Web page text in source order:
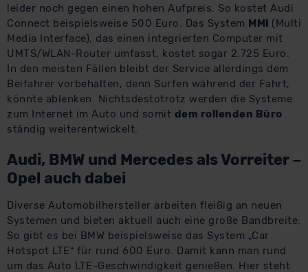
leider noch gegen einen hohen Aufpreis. So kostet Audi
Connect beispielsweise 500 Euro. Das System MMI (Multi
Media Interface), das einen integrierten Computer mit
UMTS/WLAN-Router umfasst, kostet sogar 2.725 Euro.
In den meisten Fällen bleibt der Service allerdings dem
Beifahrer vorbehalten, denn Surfen während der Fahrt,
könnte ablenken. Nichtsdestotrotz werden die Systeme
zum Internet im Auto und somit dem rollenden Büro
ständig weiterentwickelt.
Audi, BMW und Mercedes als Vorreiter –
Opel auch dabei
Diverse Automobilhersteller arbeiten fleißig an neuen
Systemen und bieten aktuell auch eine große Bandbreite.
So gibt es bei BMW beispielsweise das System „Car
Hotspot LTE“ für rund 600 Euro. Damit kann man rund
um das Auto LTE-Geschwindigkeit genießen. Hier steht